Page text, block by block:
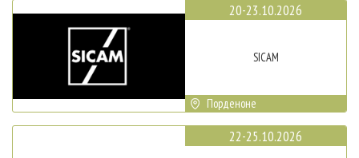
20-23.10.2026
SICAM
Порденоне
22-25.10.2026